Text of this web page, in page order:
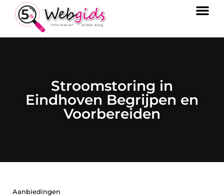
Stroomstoring in
Eindhoven Begrijpen en
Voorbereiden
Aanbiedingen